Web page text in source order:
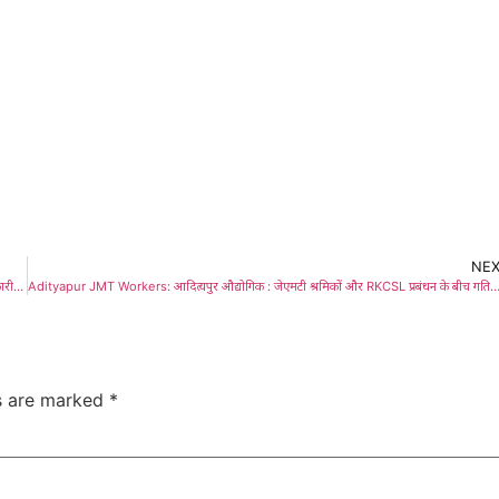
Adityapur Viral Video: ‘अबुआ सरकार’ में महिला अधिकारी से उलझे झायुमो नेता, महिला पदाधिकारी ने भी जमकर लगाई झाड़, हेमंत सरकार की किरकिरी, वीडियो वायरल Adityapur JMT Workers: आदित्यपुर औद्योगिक : जेएमटी श्रमिकों और RKCSL प्रबंधन के बीच गतिरोध पर लगा विराम ,श्रम मंत्री की पहल पर पहुंचे अधिकारी
are marked *